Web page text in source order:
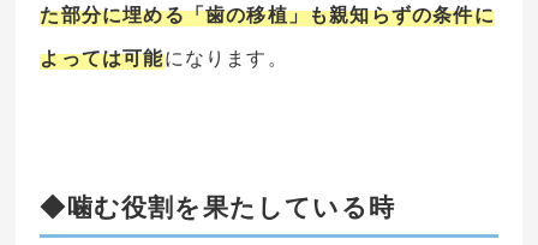
た部分に埋める「歯の移植」も親知らずの条件に
よっては可能になります。
◆噛む役割を果たしている時